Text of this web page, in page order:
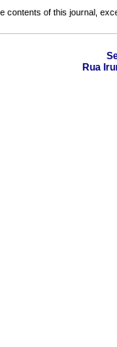
contents of this journal,
Rua